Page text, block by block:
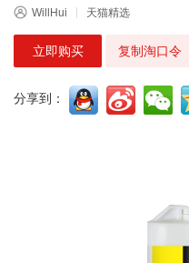
WillHui 天猫精选
立即购买 复制淘口令
分享到：